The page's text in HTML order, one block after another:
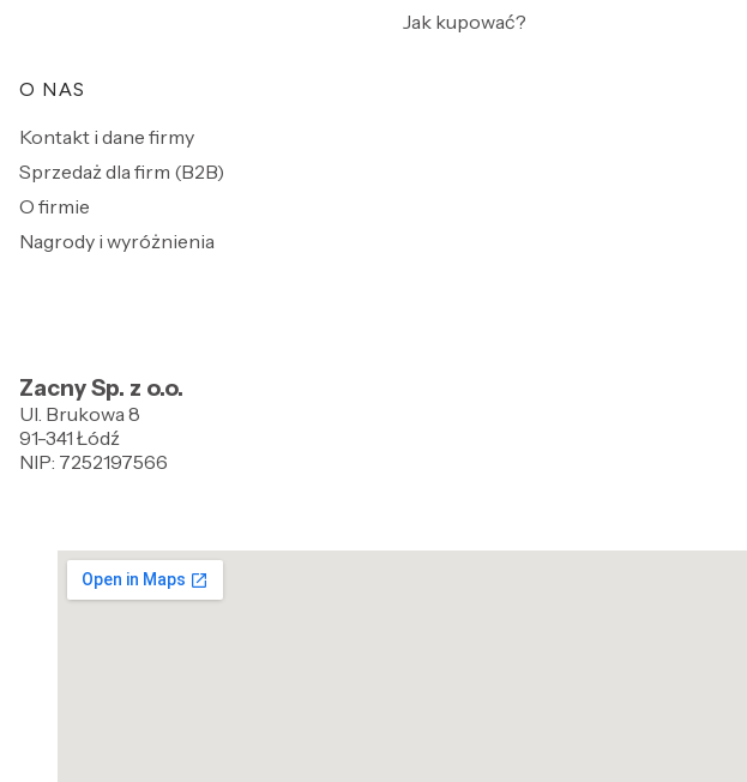
Jak kupować?
O NAS
Kontakt i dane firmy
Sprzedaż dla firm (B2B)
O firmie
Nagrody i wyróżnienia
Zacny Sp. z o.o.
Ul. Brukowa 8
91-341 Łódź
NIP: 7252197566